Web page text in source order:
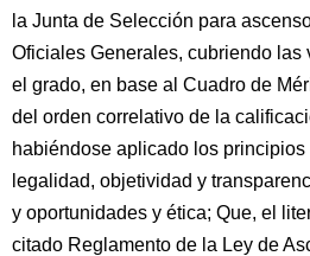
la Junta de Selección para
Oficiales Generales, cubriendo las
el grado, en base al Cuadro de
del orden correlativo de la
habiéndose aplicado los
legalidad, objetividad y
y oportunidades y ética; Que, el
citado Reglamento de la Ley de